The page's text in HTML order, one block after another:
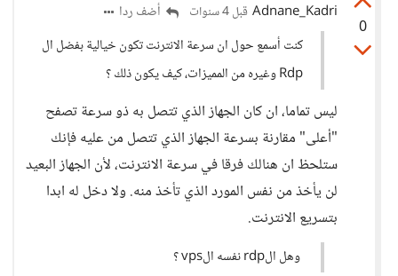
0
Adnane_Kadri قبل 4 سنوات
أضف ردا
كنت أسمع حول ان سرعة الانترنت تكون خيالية بفضل ال
Rdp وغيره من المميزات، كيف يكون ذلك ؟
ليس تماما، ان كان الجهاز الذي تتصل به ذو سرعة تصفح
"أعلى" مقارنة بسرعة الجهاز الذي تتصل من عليه فإنك
ستلحظ ان هنالك فرقا في سرعة الانترنت، لأن الجهاز البعيد
لن يأخذ من نفس المورد الذي تأخذ منه. ولا دخل له ابدا
بتسريع الانترنت.
وهل الrdp نفسه الvps ؟